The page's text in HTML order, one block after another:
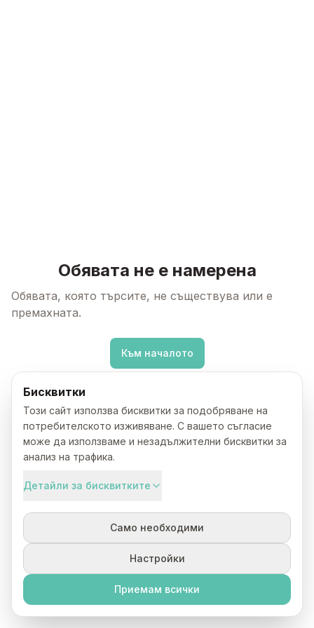
Обявата не е намерена
Обявата, която търсите, не съществува или е
премахната.
Към началото
Бисквитки
Този сайт използва бисквитки за подобряване на
потребителското изживяване. С вашето съгласие
може да използваме и незадължителни бисквитки за
анализ на трафика.
Детайли за бисквитките
Само необходими
Настройки
Приемам всички